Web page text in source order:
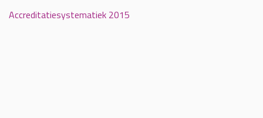
Accreditatiesystematiek 2015